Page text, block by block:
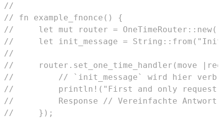
//
// fn example_fnonce() {
//     let mut router =
//     let init_message =
//
//     router.set_one_time_handler(move
//         // `init_message` wird hier
//         println!("First and only request
//         Response // Vereinfachte Antwort
//     });